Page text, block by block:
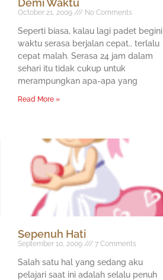
October 21, 2009 No Comments
Seperti biasa, kalau lagi padet begini
waktu serasa berjalan cepat.. terlalu
cepat malah. Serasa 24 jam dalam
sehari itu tidak cukup untuk
merampungkan apa-apa yang
Read More »
Sepenuh Hati
September 10, 2009 7 Comments
Salah satu hal yang sedang aku
pelajari saat ini adalah selalu penuh